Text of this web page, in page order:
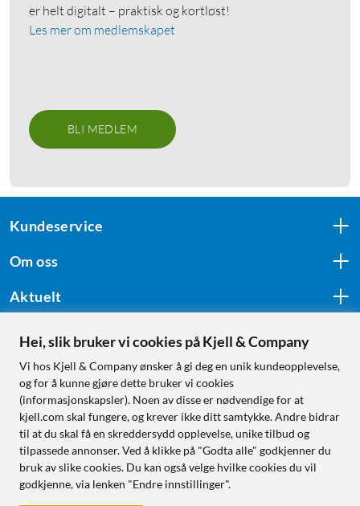
er helt digitalt – praktisk og kortløst!
Les mer om medlemskapet
BLI MEDLEM
Kundeservice
Om oss
Aktuelt
Følg oss
Handle fra:
Sverige
Norge
Hei, slik bruker vi cookies på Kjell & Company
Vi hos Kjell & Company ønsker å gi deg en unik kundeopplevelse,
og for å kunne gjøre dette bruker vi cookies
(informasjonskapsler). Noen av disse er nødvendige for at
kjell.com skal fungere, og krever ikke ditt samtykke. Andre bidrar
til at du skal få en skreddersydd opplevelse, unike tilbud og
tilpassede annonser. Ved å klikke på "Godta alle" godkjenner du
bruk av slike cookies. Du kan også velge hvilke cookies du vil
godkjenne, via lenken "Endre innstillinger".